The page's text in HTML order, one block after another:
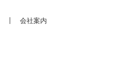
会社案内